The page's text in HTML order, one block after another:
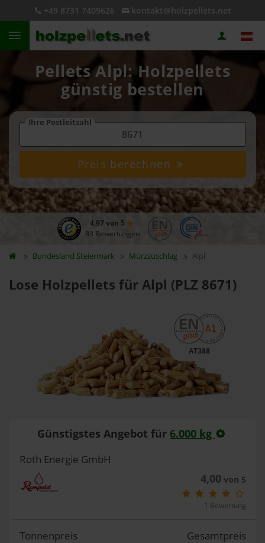
+49 8731 7409626 kontakt@holzpellets.net
Pellets Alpl: Holzpellets
günstig bestellen
Ihre Postleitzahl
Preis berechnen
4,97 von 5
83 Bewertungen
Bundesland Steiermark Mürzzuschlag Alpl
Lose Holzpellets für Alpl (PLZ 8671)
AT388
Günstigstes Angebot für 6.000 kg
Roth Energie GmbH
4,00 von 5
1 Bewertung
Tonnenpreis Gesamtpreis